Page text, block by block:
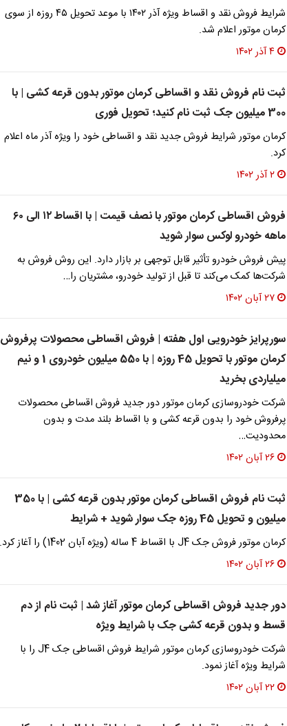
شرایط فروش نقد و اقساط ویژه آذر ۱۴۰۲ با موعد تحویل ۴۵ روزه از سوی
کرمان موتور اعلام شد.
۴ آذر ۱۴۰۲
ثبت نام فروش نقد و اقساطی کرمان موتور بدون قرعه کشی | با
300 میلیون جک ثبت نام کنید؛ تحویل فوری
کرمان موتور شرایط فروش جدید نقد و اقساطی خود را ویژه آذر ماه اعلام
کرد.
۲ آذر ۱۴۰۲
فروش اقساطی کرمان موتور با نصف قیمت | با اقساط ۱۲ الی ۶۰
ماهه خودرو لوکس سوار شوید
پیش فروش خودرو تأثیر قابل توجهی بر بازار دارد. این روش فروش به
شرکت‌ها کمک می‌کند تا قبل از تولید خودرو، مشتریان را…
۲۷ آبان ۱۴۰۲
سورپرایز خودرویی اول هفته | فروش اقساطی محصولات پرفروش
کرمان موتور با تحویل 45 روزه | با 550 میلیون خودروی 1 و نیم
میلیاردی بخرید
شرکت خودروسازی کرمان موتور دور جدید فروش اقساطی محصولات
پرفروش خود را بدون قرعه کشی و با اقساط بلند مدت و بدون
محدودیت…
۲۶ آبان ۱۴۰۲
ثبت نام فروش اقساطی کرمان موتور بدون قرعه کشی | با 350
میلیون و تحویل 45 روزه جک سوار شوید + شرایط
کرمان موتور فروش جک J4 با اقساط 4 ساله (ویژه آبان 1402) را آغاز کرد.
۲۶ آبان ۱۴۰۲
دور جدید فروش اقساطی کرمان موتور آغاز شد | ثبت نام از دم
قسط و بدون قرعه کشی جک با شرایط ویژه
شرکت خودروسازی کرمان موتور شرایط فروش اقساطی جک J4 را با
شرایط ویژه آغاز نمود.
۲۲ آبان ۱۴۰۲